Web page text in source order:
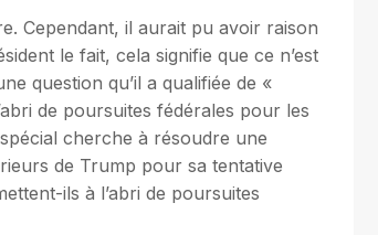
Cependant, il aurait pu avoir raison
le fait, cela signifie que ce n’est
question qu’il a qualifiée de «
de poursuites fédérales pour les
cherche à résoudre une
de Trump pour sa tentative
ils à l’abri de poursuites